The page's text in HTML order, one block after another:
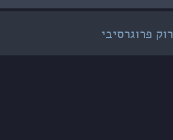
רוק פרוגרסיבי